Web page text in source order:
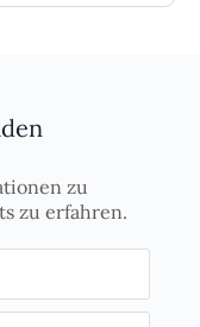
zu
zu erfahren.